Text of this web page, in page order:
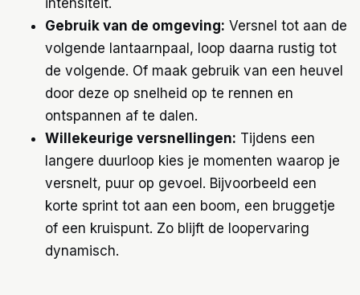
intensiteit.
Gebruik van de omgeving: Versnel tot aan de
volgende lantaarnpaal, loop daarna rustig tot
de volgende. Of maak gebruik van een heuvel
door deze op snelheid op te rennen en
ontspannen af te dalen.
Willekeurige versnellingen: Tijdens een
langere duurloop kies je momenten waarop je
versnelt, puur op gevoel. Bijvoorbeeld een
korte sprint tot aan een boom, een bruggetje
of een kruispunt. Zo blijft de loopervaring
dynamisch.